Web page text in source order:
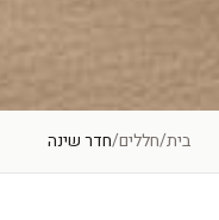
חדר שינה
בית/חללים/חדר שינה